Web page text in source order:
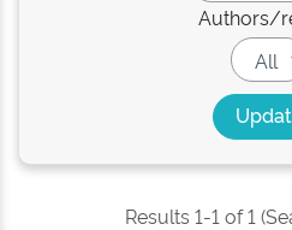
Authors/
Results 1-1 of 1